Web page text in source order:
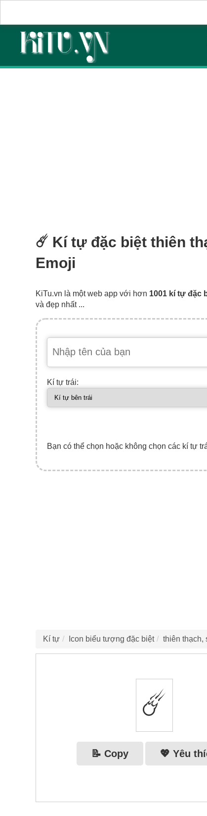
☄️ Kí tự đặc biệt thiên
Emoji
KiTu.vn là một web app với hơn 1001 kí tự đặc
và đẹp nhất ...
Kí tự trái:
Bạn có thể chọn hoặc không chọn các kí tự
Kí tự Icon biểu tượng đặc biệt thiên thạch,
☄️
📝 Copy 💖 Yêu